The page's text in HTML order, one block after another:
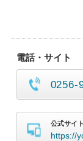
電話・サイト
0256-
公式サイト
https://